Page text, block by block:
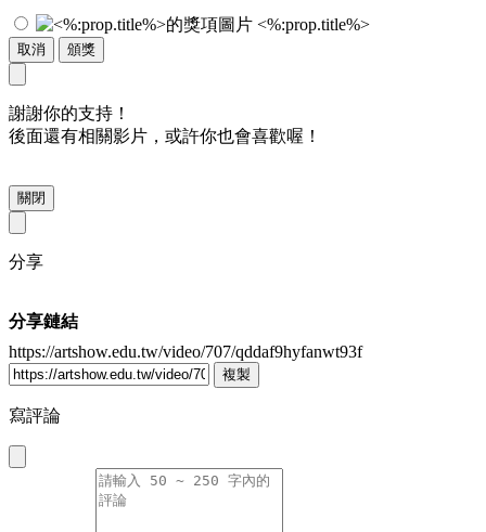
<%:prop.title%>
取消 頒獎
謝謝你的支持！
後面還有相關影片，或許你也會喜歡喔！
關閉
分享
分享鏈結
https://artshow.edu.tw/video/707/qddaf9hyfanwt93f
複製
寫評論